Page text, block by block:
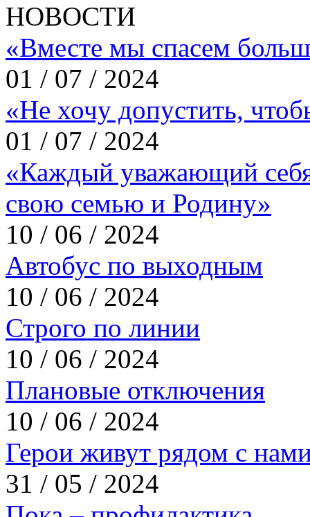
НОВОСТИ
«Вместе мы спасем
01 / 07 / 2024
«Не хочу допустить,
01 / 07 / 2024
«Каждый уважающий
свою семью и Родину»
10 / 06 / 2024
Автобус по выходным
10 / 06 / 2024
Строго по линии
10 / 06 / 2024
Плановые отключения
10 / 06 / 2024
Герои живут рядом с
31 / 05 / 2024